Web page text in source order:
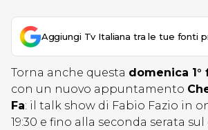
Aggiungi Tv Italiana tra le tue fonti
Torna anche questa domenica 1°
con un nuovo appuntamento
Fa: il talk show di Fabio Fazio in
19:30 e fino alla seconda serata sul